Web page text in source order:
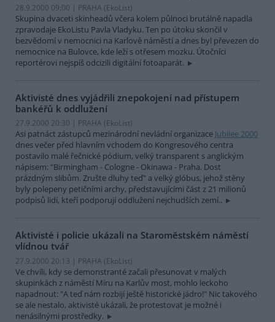
28.9.2000 09:00 | PRAHA (EkoList)
Skupina dvaceti skinheadů včera kolem půlnoci brutálně napadla
zpravodaje EkoListu Pavla Vladyku. Ten po útoku skončil v
bezvědomí v nemocnici na Karlově náměstí a dnes byl převezen do
nemocnice na Bulovce, kde leží s otřesem mozku. Útočníci
reportérovi nejspíš odcizili digitální fotoaparát.
Aktivisté dnes vyjádřili znepokojení nad přístupem
bankéřů k oddlužení
27.9.2000 20:30 | PRAHA (EkoList)
Asi patnáct zástupců mezinárodní nevládní organizace Jubilee 2000
dnes večer před hlavním vchodem do Kongresového centra
postavilo malé řečnické pódium, velký transparent s anglickým
nápisem: "Birmingham - Cologne - Okinawa - Praha. Dost
prázdným slibům. Zrušte dluhy teď" a velký glóbus, jehož stěny
byly polepeny petičními archy, představujícími část z 21 milionů
podpisů lidí, kteří podporují oddlužení nejchudších zemí..
Aktivisté i policie ukázali na Staroměstském náměstí
vlídnou tvář
27.9.2000 20:13 | PRAHA (EkoList)
Ve chvíli, kdy se demonstranté začali přesunovat v malých
skupinkách z náměstí Míru na Karlův most, mohlo leckoho
napadnout: "A teď nám rozbijí ještě historické jádro!" Nic takového
se ale nestalo, aktivisté ukázali, že protestovat je možné i
nenásilnými prostředky.